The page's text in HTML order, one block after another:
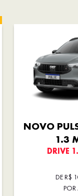
NOVO
1.3
DRIVE
DE R$
POR